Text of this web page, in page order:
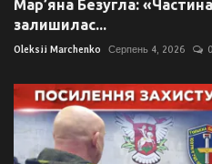
Мар’яна Безугла:
залишилас...
Oleksii Marchenko Серпень 4, 2026 0